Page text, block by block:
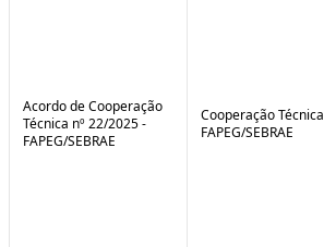
Acordo de Cooperação
Técnica nº 22/2025 -
FAPEG/SEBRAE
Cooperação Técnica
FAPEG/SEBRAE